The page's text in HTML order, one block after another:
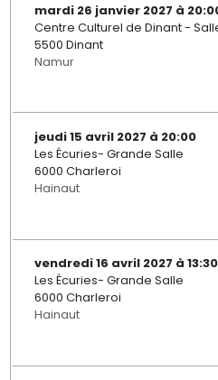
mardi 26 janvier 2027 à
Centre Culturel de Dinant -
5500 Dinant
Namur
jeudi 15 avril 2027 à 20:00
Les Écuries- Grande Salle
6000 Charleroi
Hainaut
vendredi 16 avril 2027 à 13:30
Les Écuries- Grande Salle
6000 Charleroi
Hainaut